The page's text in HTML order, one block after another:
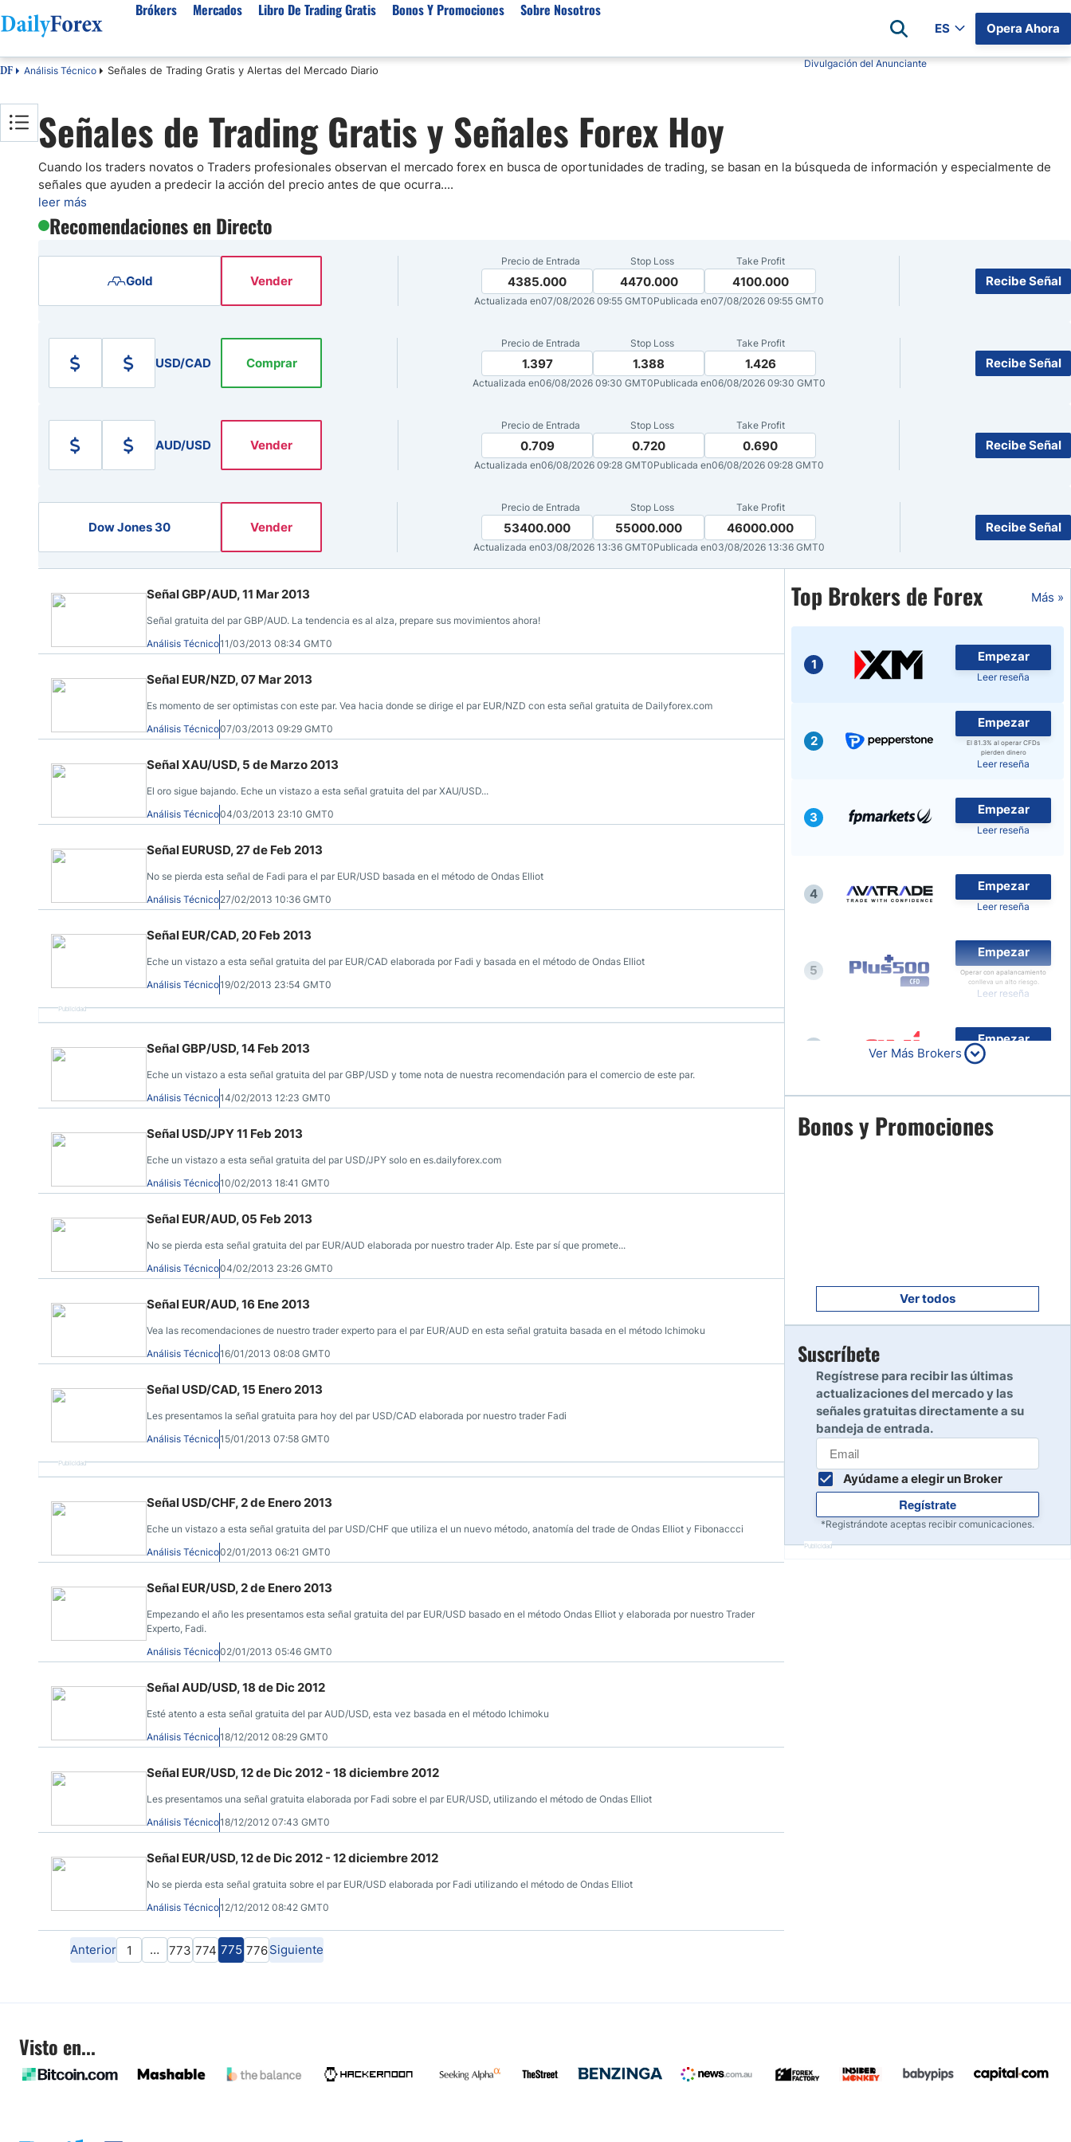
Brókers
España
Argentina
Rep. Dominicana
Mexico
Costa Rica
Guatemala
Cuba
Ecuador
Latinoamérica
Nicaragua
Estados Unidos
Brokers Regulados
Brokers Para Scalping
Broker Oro
Brokers de Trading Automático
Lista de Mejores Prop Firms
Empresas de Fondeo en Estados
Unidos
Eightcap
Compara Brokers de Forex
Mercados
Divisas
USD/MXN
USD/JPY
EUR/USD
USD/COP
USD/PEN
Materias Primas
Oro (XAU/USD)
Indices
S&P 500
Acciones
Banco Santander (SAN)
Todas las Acciones
Análisis Forex
Señales Forex Gratis
El Oro va a Subir o Bajar Hoy
Libro De Trading Gratis Bonos Y Promociones Sobre Nosotros
Sobre Nosotros
Política editorial
Cómo generamos ingresos
Nuestra metodología
Por qué confiar en nosotros
Opera Ahora
ES
DF Análisis Técnico Señales de Trading Gratis y Alertas del Mercado Diario
Divulgación del Anunciante
Señales de Trading Gratis y Señales Forex Hoy
Cuando los traders novatos o Traders profesionales observan el mercado forex en busca de oportunidades de trading, se basan en la búsqueda de información y especialmente de
señales que ayuden a predecir la acción del precio antes de que ocurra....
leer más
Recomendaciones en Directo
Gold Vender
Precio de Entrada
4385.000
Stop Loss
4470.000
Take Profit
4100.000
Actualizada en07/08/2026 09:55 GMT0Publicada en07/08/2026 09:55 GMT0
Recibe Señal
USD/CAD Comprar
Precio de Entrada
1.397
Stop Loss
1.388
Take Profit
1.426
Actualizada en06/08/2026 09:30 GMT0Publicada en06/08/2026 09:30 GMT0
Recibe Señal
AUD/USD Vender
Precio de Entrada
0.709
Stop Loss
0.720
Take Profit
0.690
Actualizada en06/08/2026 09:28 GMT0Publicada en06/08/2026 09:28 GMT0
Recibe Señal
Dow Jones 30 Vender
Precio de Entrada
53400.000
Stop Loss
55000.000
Take Profit
46000.000
Actualizada en03/08/2026 13:36 GMT0Publicada en03/08/2026 13:36 GMT0
Recibe Señal
Señal GBP/AUD, 11 Mar 2013
Señal gratuita del par GBP/AUD. La tendencia es al alza, prepare sus movimientos ahora!
Análisis Técnico11/03/2013 08:34 GMT0
Señal EUR/NZD, 07 Mar 2013
Es momento de ser optimistas con este par. Vea hacia donde se dirige el par EUR/NZD con esta señal gratuita de Dailyforex.com
Análisis Técnico07/03/2013 09:29 GMT0
Señal XAU/USD, 5 de Marzo 2013
El oro sigue bajando. Eche un vistazo a esta señal gratuita del par XAU/USD...
Análisis Técnico04/03/2013 23:10 GMT0
Señal EURUSD, 27 de Feb 2013
No se pierda esta señal de Fadi para el par EUR/USD basada en el método de Ondas Elliot
Análisis Técnico27/02/2013 10:36 GMT0
Señal EUR/CAD, 20 Feb 2013
Eche un vistazo a esta señal gratuita del par EUR/CAD elaborada por Fadi y basada en el método de Ondas Elliot
Análisis Técnico19/02/2013 23:54 GMT0
Publicidad
Señal GBP/USD, 14 Feb 2013
Eche un vistazo a esta señal gratuita del par GBP/USD y tome nota de nuestra recomendación para el comercio de este par.
Análisis Técnico14/02/2013 12:23 GMT0
Señal USD/JPY 11 Feb 2013
Eche un vistazo a esta señal gratuita del par USD/JPY solo en es.dailyforex.com
Análisis Técnico10/02/2013 18:41 GMT0
Señal EUR/AUD, 05 Feb 2013
No se pierda esta señal gratuita del par EUR/AUD elaborada por nuestro trader Alp. Este par sí que promete...
Análisis Técnico04/02/2013 23:26 GMT0
Señal EUR/AUD, 16 Ene 2013
Vea las recomendaciones de nuestro trader experto para el par EUR/AUD en esta señal gratuita basada en el método Ichimoku
Análisis Técnico16/01/2013 08:08 GMT0
Señal USD/CAD, 15 Enero 2013
Les presentamos la señal gratuita para hoy del par USD/CAD elaborada por nuestro trader Fadi
Análisis Técnico15/01/2013 07:58 GMT0
Publicidad
Señal USD/CHF, 2 de Enero 2013
Eche un vistazo a esta señal gratuita del par USD/CHF que utiliza el un nuevo método, anatomía del trade de Ondas Elliot y Fibonaccci
Análisis Técnico02/01/2013 06:21 GMT0
Señal EUR/USD, 2 de Enero 2013
Empezando el año les presentamos esta señal gratuita del par EUR/USD basado en el método Ondas Elliot y elaborada por nuestro Trader
Experto, Fadi.
Análisis Técnico02/01/2013 05:46 GMT0
Señal AUD/USD, 18 de Dic 2012
Esté atento a esta señal gratuita del par AUD/USD, esta vez basada en el método Ichimoku
Análisis Técnico18/12/2012 08:29 GMT0
Señal EUR/USD, 12 de Dic 2012 - 18 diciembre 2012
Les presentamos una señal gratuita elaborada por Fadi sobre el par EUR/USD, utilizando el método de Ondas Elliot
Análisis Técnico18/12/2012 07:43 GMT0
Señal EUR/USD, 12 de Dic 2012 - 12 diciembre 2012
No se pierda esta señal gratuita sobre el par EUR/USD elaborada por Fadi utilizando el método de Ondas Elliot
Análisis Técnico12/12/2012 08:42 GMT0
Anterior 1 … 773 774 775 776Siguiente
Top Brokers de Forex Más »
1
Empezar
Leer reseña
2
Empezar
El 81.3% al operar CFDs
pierden dinero
Leer reseña
3
Empezar
Leer reseña
4
Empezar
Leer reseña
5
Empezar
Operar con apalancamiento
conlleva un alto riesgo.
Leer reseña
Empezar
Leer reseña
7
Leer reseña
Leer reseña
10
Ver Más Brokers
Bonos y Promociones
Ver todos
Suscríbete
Regístrese para recibir las últimas
actualizaciones del mercado y las
señales gratuitas directamente a su
bandeja de entrada.
Ayúdame a elegir un Broker
Regístrate
*Registrándote aceptas recibir comunicaciones.
Publicidad
Visto en...